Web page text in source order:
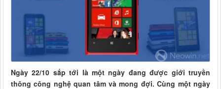
Ngày 22/10 sắp tới là một ngày đang được giới truyền
thông công nghệ quan tâm và mong đợi. Cùng một ngày